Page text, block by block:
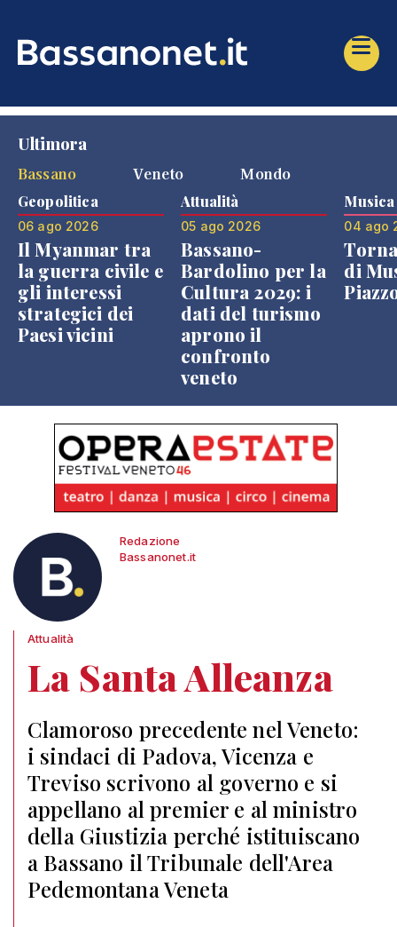
Ultimora
Bassano
Veneto Mondo
Geopolitica
06 ago 2026
Il Myanmar tra
la guerra civile e
gli interessi
strategici dei
Paesi vicini
Attualità
05 ago 2026
Bassano-
Bardolino per la
Cultura 2029: i
dati del turismo
aprono il
confronto
veneto
Musica
04 ago
di
Redazione
Bassanonet.it
Attualità
La Santa Alleanza
Clamoroso precedente nel Veneto:
i sindaci di Padova, Vicenza e
Treviso scrivono al governo e si
appellano al premier e al ministro
della Giustizia perché istituiscano
a Bassano il Tribunale dell'Area
Pedemontana Veneta